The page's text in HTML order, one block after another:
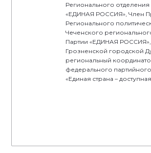
Регионального отделения
«ЕДИНАЯ РОССИЯ», Член
Регионального
Чеченского
Партии «ЕДИНАЯ РОССИЯ»,
Грозненской городской
региональный
федерального
«Единая страна –